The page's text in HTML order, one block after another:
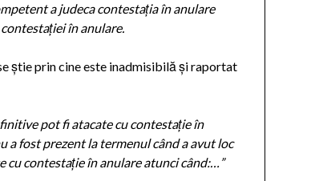
a judeca contestația în anulare
în anulare.
știe prin cine este inadmisibilă și raportat
pot fi atacate cu contestație în
fost prezent la termenul când a avut loc
cu contestație în anulareatunci când:…”